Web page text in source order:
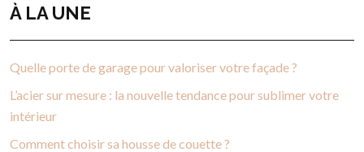
À LA UNE
Quelle porte de garage pour valoriser votre façade ?
L’acier sur mesure : la nouvelle tendance pour sublimer votre
intérieur
Comment choisir sa housse de couette ?